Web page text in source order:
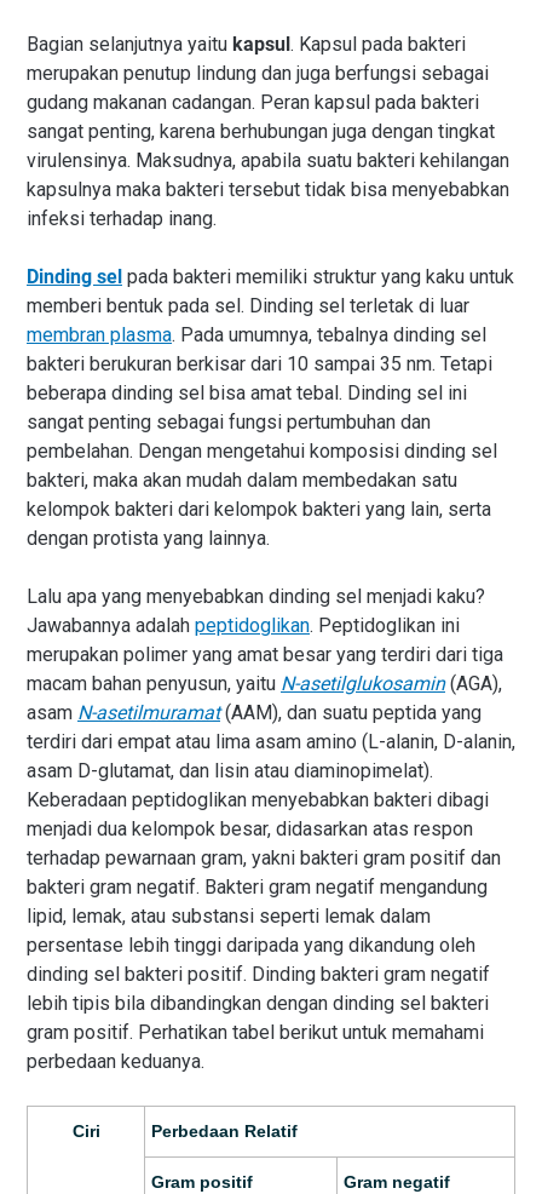
Bagian selanjutnya yaitu kapsul . Kapsul pada bakteri
merupakan penutup lindung dan juga berfungsi sebagai
gudang makanan cadangan. Peran kapsul pada bakteri
sangat penting, karena berhubungan juga dengan tingkat
virulensinya. Maksudnya, apabila suatu bakteri kehilangan
kapsulnya maka bakteri tersebut tidak bisa menyebabkan
infeksi terhadap inang.
Dinding sel pada bakteri memiliki struktur yang kaku untuk
memberi bentuk pada sel. Dinding sel terletak di luar
membran plasma. Pada umumnya, tebalnya dinding sel
bakteri berukuran berkisar dari 10 sampai 35 nm. Tetapi
beberapa dinding sel bisa amat tebal. Dinding sel ini
sangat penting sebagai fungsi pertumbuhan dan
pembelahan. Dengan mengetahui komposisi dinding sel
bakteri, maka akan mudah dalam membedakan satu
kelompok bakteri dari kelompok bakteri yang lain, serta
dengan protista yang lainnya.
Lalu apa yang menyebabkan dinding sel menjadi kaku?
Jawabannya adalah peptidoglikan. Peptidoglikan ini
merupakan polimer yang amat besar yang terdiri dari tiga
macam bahan penyusun, yaitu N-asetilglukosamin(AGA),
asam N-asetilmuramat (AAM), dan suatu peptida yang
terdiri dari empat atau lima asam amino (L-alanin, D-alanin,
asam D-glutamat, dan lisin atau diaminopimelat).
Keberadaan peptidoglikan menyebabkan bakteri dibagi
menjadi dua kelompok besar, didasarkan atas respon
terhadap pewarnaan gram, yakni bakteri gram positif dan
bakteri gram negatif. Bakteri gram negatif mengandung
lipid, lemak, atau substansi seperti lemak dalam
persentase lebih tinggi daripada yang dikandung oleh
dinding sel bakteri positif. Dinding bakteri gram negatif
lebih tipis bila dibandingkan dengan dinding sel bakteri
gram positif. Perhatikan tabel berikut untuk memahami
perbedaan keduanya.
Ciri Perbedaan Relatif
Gram positif Gram negatif